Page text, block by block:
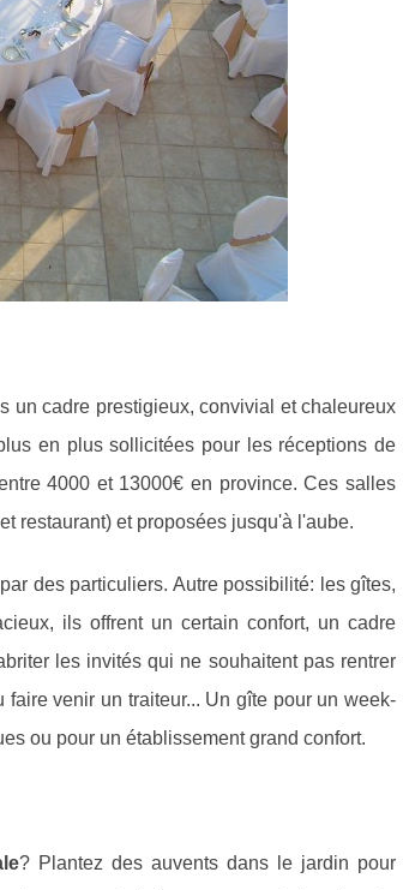
un cadre prestigieux, convivial et chaleureux
en plus sollicitées pour les réceptions de
4000 et 13000€ en province. Ces salles
restaurant) et proposées jusqu'à l'aube.
des particuliers. Autre possibilité: les gîtes,
ils offrent un certain confort, un cadre
les invités qui ne souhaitent pas rentrer
venir un traiteur... Un gîte pour un week-
ou pour un établissement grand confort.
? Plantez des auvents dans le jardin pour